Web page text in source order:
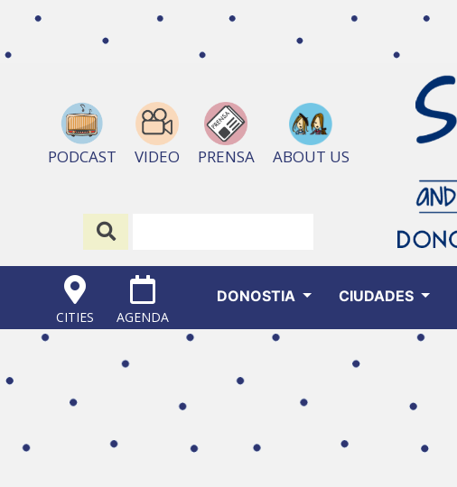
PODCAST VIDEO PRENSA ABOUT US
CITIES AGENDA
DONOSTIA CIUDADES